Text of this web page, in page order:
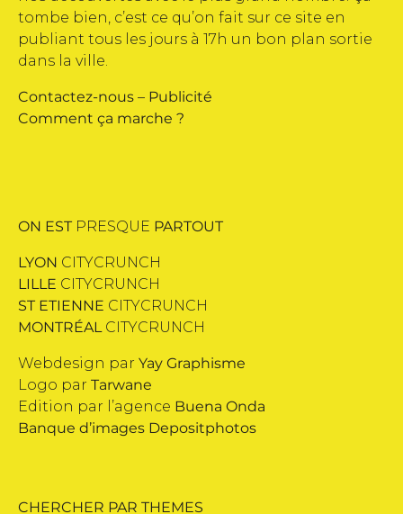
tombe bien, c’est ce qu’on fait sur ce site en
publiant tous les jours à 17h un bon plan sortie
dans la ville.
Contactez-nous – Publicité
Comment ça marche ?
ON EST PRESQUE PARTOUT
LYON CITYCRUNCH
LILLE CITYCRUNCH
ST ETIENNE CITYCRUNCH
MONTRÉALCITYCRUNCH
Webdesign par Yay Graphisme
Logo par Tarwane
Edition par l’agence Buena Onda
Banque d’images Depositphotos
CHERCHER PAR THEMES